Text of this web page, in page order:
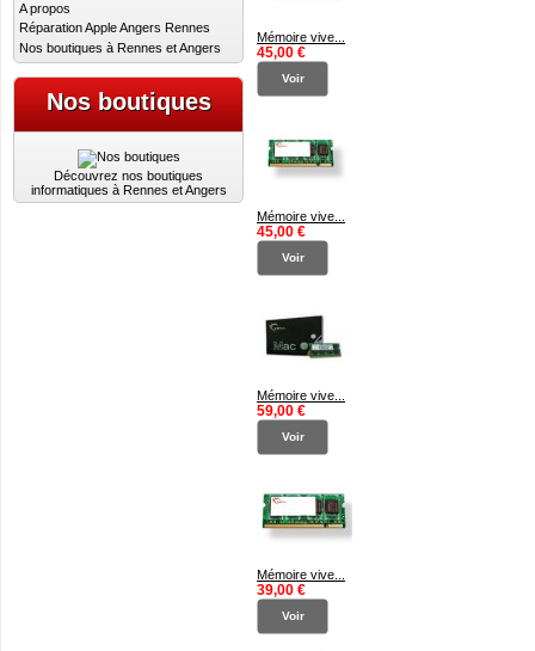
A propos
Réparation Apple Angers Rennes
Nos boutiques à Rennes et Angers
Nos boutiques
Découvrez nos boutiques
informatiques à Rennes et Angers
Mémoire vive...
45,00 €
Voir
Mémoire vive...
45,00 €
Voir
Mémoire vive...
59,00 €
Voir
Mémoire vive...
39,00 €
Voir